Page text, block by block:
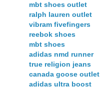
mbt shoes outlet
ralph lauren outlet
vibram fivefingers
reebok shoes
mbt shoes
adidas nmd runner
true religion jeans
canada goose outlet
adidas ultra boost